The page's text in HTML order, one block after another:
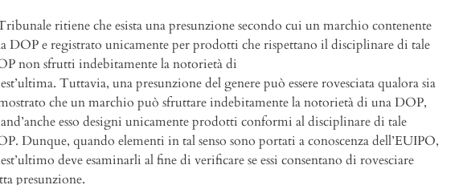
ritiene che esista una presunzione secondo cui un marchio contenente
DOP e registrato unicamente per prodotti che rispettano il disciplinare di tale
non sfrutti indebitamente la notorietà di
Tuttavia, una presunzione del genere può essere rovesciata qualora sia
che un marchio può sfruttare indebitamente la notorietà di una DOP,
esso designi unicamente prodotti conformi al disciplinare di tale
Dunque, quando elementi in tal senso sono portati a conoscenza dell’EUIPO,
deve esaminarli al fine di verificare se essi consentano di rovesciare
presunzione.